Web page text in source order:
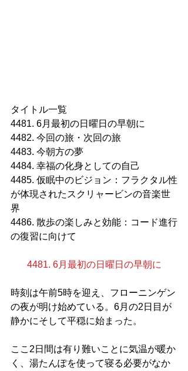
タイトル一覧
4481. 6月最初の日曜日の早朝に
4482. 今回の旅・次回の旅
4483. 今朝方の夢
4484. 幸福の化身としての自己
4485. 仮眠中のビジョン：フラクタル性
が体現されたスクリャービンの音楽世
界
4486. 散歩の楽しみと効能：コード進行
の復習に向けて
4481. 6月最初の日曜日の早朝に
時刻は午前5時を迎え、フローニンゲン
の夜が明け始めている。6月の2日目が
静かにそして平穏に始まった。
ここ2日間は有り難いことに気温が暖か
く、湯たんぽを使って寝る必要がなか